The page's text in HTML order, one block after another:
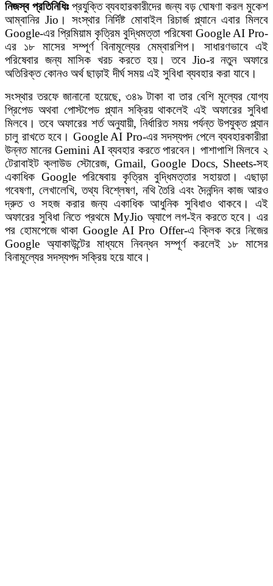
নিজস্ব প্রতিনিধিঃপ্রযুক্তি ব্যবহারকারীদের জন্য বড় ঘোষণা করল মুকেশ
আম্বানির Jio। সংস্থার নির্দিষ্ট মোবাইল রিচার্জ প্ল্যানে এবার মিলবে
Google-এর প্রিমিয়াম কৃত্রিম বুদ্ধিমত্তা পরিষেবা Google AI Pro-
এর ১৮ মাসের সম্পূর্ণ বিনামূল্যের মেম্বারশিপ। সাধারণভাবে এই
পরিষেবার জন্য মাসিক খরচ করতে হয়। তবে Jio-র নতুন অফারে
অতিরিক্ত কোনও অর্থ ছাড়াই দীর্ঘ সময় এই সুবিধা ব্যবহার করা যাবে।
সংস্থার তরফে জানানো হয়েছে, ৩৪৯ টাকা বা তার বেশি মূল্যের যোগ্য
প্রিপেড অথবা পোস্টপেড প্ল্যান সক্রিয় থাকলেই এই অফারের সুবিধা
মিলবে। তবে অফারের শর্ত অনুযায়ী, নির্ধারিত সময় পর্যন্ত উপযুক্ত প্ল্যান
চালু রাখতে হবে। Google AI Pro-এর সদস্যপদ পেলে ব্যবহারকারীরা
উন্নত মানের Gemini AI ব্যবহার করতে পারবেন। পাশাপাশি মিলবে ২
টেরাবাইট ক্লাউড স্টোরেজ, Gmail, Google Docs, Sheets-সহ
একাধিক Google পরিষেবায় কৃত্রিম বুদ্ধিমত্তার সহায়তা। এছাড়া
গবেষণা, লেখালেখি, তথ্য বিশ্লেষণ, নথি তৈরি এবং দৈনন্দিন কাজ আরও
দ্রুত ও সহজ করার জন্য একাধিক আধুনিক সুবিধাও থাকবে। এই
অফারের সুবিধা নিতে প্রথমে MyJio অ্যাপে লগ-ইন করতে হবে। এর
পর হোমপেজে থাকা Google AI Pro Offer-এ ক্লিক করে নিজের
Google অ্যাকাউন্টের মাধ্যমে নিবন্ধন সম্পূর্ণ করলেই ১৮ মাসের
বিনামূল্যের সদস্যপদ সক্রিয় হয়ে যাবে।